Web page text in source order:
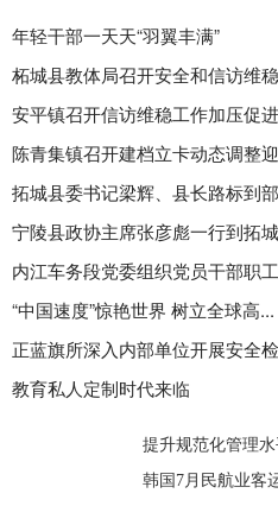
年轻干部一天天“羽翼丰满”
柘城县教体局召开安全和信访维
安平镇召开信访维稳工作加压促
陈青集镇召开建档立卡动态调整
拓城县委书记梁辉、县长路标到
宁陵县政协主席张彦彪一行到拓
内江车务段党委组织党员干部职
“中国速度”惊艳世界 树立全球高...
正蓝旗所深入内部单位开展安全
教育私人定制时代来临
提升规范化管理
韩国7月民航业客